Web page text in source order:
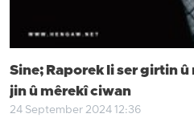
Sine; Raporek li ser girtin
jin û mêrekî ciwan
24 September 2024 12:36